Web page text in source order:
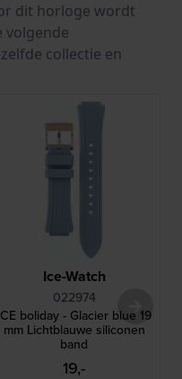
dit horloge wordt
volgende
collectie en
Ice-Watch
022974
boliday - Glacier blue 19
mm Lichtblauwe siliconen
band
19,-